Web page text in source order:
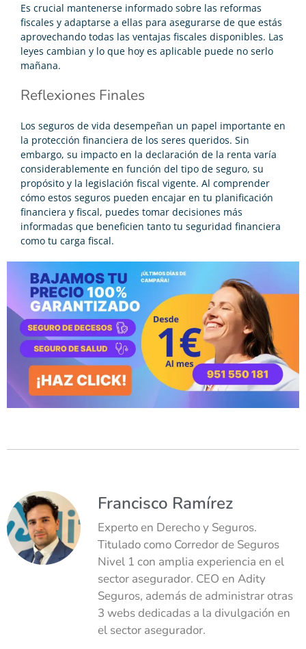
Es crucial mantenerse informado sobre las reformas
fiscales y adaptarse a ellas para asegurarse de que estás
aprovechando todas las ventajas fiscales disponibles. Las
leyes cambian y lo que hoy es aplicable puede no serlo
mañana.
Reflexiones Finales
Los seguros de vida desempeñan un papel importante en
la protección financiera de los seres queridos. Sin
embargo, su impacto en la declaración de la renta varía
considerablemente en función del tipo de seguro, su
propósito y la legislación fiscal vigente. Al comprender
cómo estos seguros pueden encajar en tu planificación
financiera y fiscal, puedes tomar decisiones más
informadas que beneficien tanto tu seguridad financiera
como tu carga fiscal.
Francisco Ramírez
Experto en Derecho y Seguros.
Titulado como Corredor de Seguros
Nivel 1 con amplia experiencia en el
sector asegurador. CEO en Adity
Seguros, además de administrar otras
3 webs dedicadas a la divulgación en
el sector asegurador.